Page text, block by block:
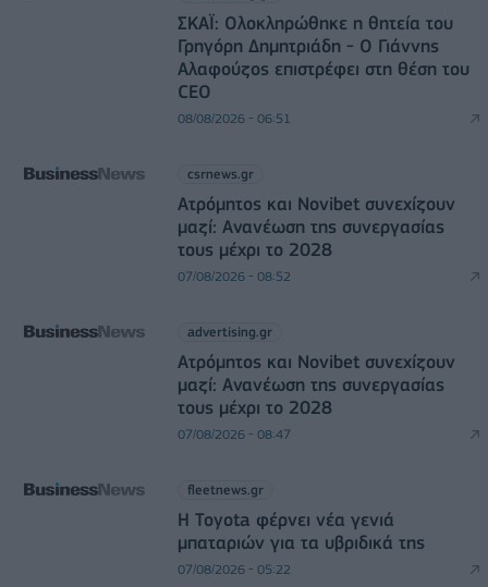
ΣΚΑΪ: Ολοκληρώθηκε η θητεία του
Γρηγόρη Δημητριάδη - Ο Γιάννης
Αλαφούζος επιστρέφει στη θέση του
CEO
08/08/2026 - 06:51
csrnews.gr
Ατρόμητος και Novibet συνεχίζουν
μαζί: Ανανέωση της συνεργασίας
τους μέχρι το 2028
07/08/2026 - 08:52
advertising.gr
Ατρόμητος και Novibet συνεχίζουν
μαζί: Ανανέωση της συνεργασίας
τους μέχρι το 2028
07/08/2026 - 08:47
fleetnews.gr
Η Toyota φέρνει νέα γενιά
μπαταριών για τα υβριδικά της
07/08/2026 - 05:22